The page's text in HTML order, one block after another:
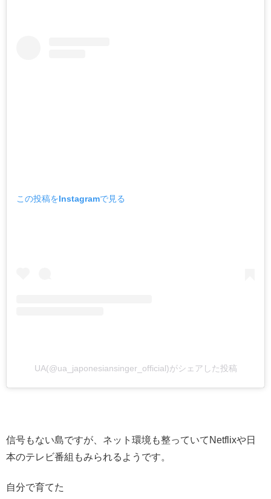
この投稿をInstagramで見る
UA(@ua_japonesiansinger_official)がシェアした投稿
信号もない島ですが、ネット環境も整っていてNetflixや日
本のテレビ番組もみられるようです。
自分で育てた